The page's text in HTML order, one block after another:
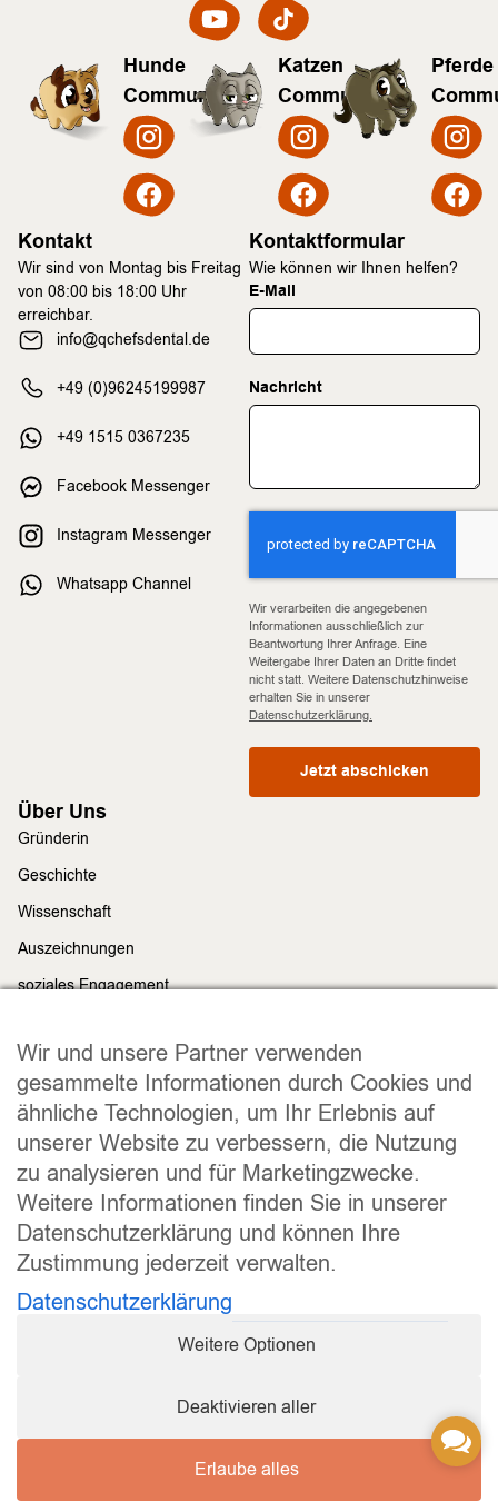
Hunde
Community
Katzen
Community
Pferde
Kontakt
Wir sind von Montag bis Freitag
von 08:00 bis 18:00 Uhr
erreichbar.
info@qchefsdental.de
+49 (0)96245199987
+49 1515 0367235
Facebook Messenger
Instagram Messenger
Whatsapp Channel
Kontaktformular
Wie können wir Ihnen helfen?
E-Mail
Nachricht
Wir verarbeiten die angegebenen
Informationen ausschließlich zur
Beantwortung Ihrer Anfrage. Eine
Weitergabe Ihrer Daten an Dritte findet
nicht statt. Weitere Datenschutzhinweise
erhalten Sie in unserer
Datenschutzerklärung.
Jetzt abschicken
Über Uns
Gründerin
Geschichte
Wissenschaft
Auszeichnungen
soziales Engagement
Rechtliches
Impressum
Datenschutz
Widerrufsrecht
Allgemeine Geschäftsbedingungen
Versand und Lieferung
Zahlungsweisen
Barrierefreiheitserklärung
Wir und unsere Partner verwenden
gesammelte Informationen durch Cookies und
ähnliche Technologien, um Ihr Erlebnis auf
unserer Website zu verbessern, die Nutzung
zu analysieren und für Marketingzwecke.
Weitere Informationen finden Sie in unserer
Datenschutzerklärung und können Ihre
Zustimmung jederzeit verwalten.
Datenschutzerklärung
Weitere Optionen
Deaktivieren aller
Erlaube alles
Us